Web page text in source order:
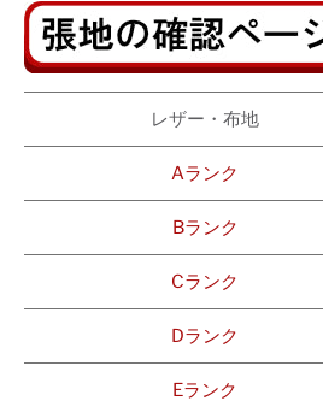
レザー・布地
Aランク
Bランク
Cランク
Dランク
Eランク